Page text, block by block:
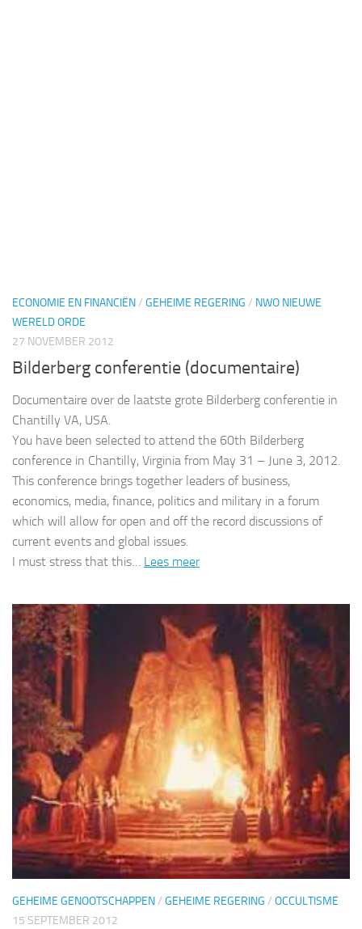
ECONOMIE EN FINANCIËN/ GEHEIME REGERING / NWO NIEUWE
WERELD ORDE
27 NOVEMBER 2012
Bilderberg conferentie (documentaire)
Documentaire over de laatste grote Bilderberg conferentie in
Chantilly VA, USA.
You have been selected to attend the 60th Bilderberg
conference in Chantilly, Virginia from May 31 – June 3, 2012.
This conference brings together leaders of business,
economics, media, finance, politics and military in a forum
which will allow for open and off the record discussions of
current events and global issues.
I must stress that this… Lees meer
GEHEIME GENOOTSCHAPPEN/ GEHEIME REGERING / OCCULTISME
15 SEPTEMBER 2012